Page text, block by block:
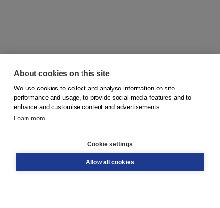
© 2026Koninklijke Boom uitgevers
Order
About cookies on this site
We use cookies to collect and analyse information on site
performance and usage, to provide social media features and to
enhance and customise content and advertisements.
Learn more
Cookie settings
Allow all cookies